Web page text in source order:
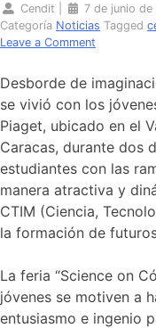
Cendit
7 de junio
Categoría Noticias Tagged
Leave a Comment
ciencia
vinculados
para
el
didáctico
de
los
jóvenes
Jean
Piaget
Desborde de
se vivió con los
Piaget, ubicado en el
Caracas, durante dos
estudiantes con las
manera atractiva y
CTIM (Ciencia,
la formación de
La feria “Science on
jóvenes se motiven a
entusiasmo e ingenio